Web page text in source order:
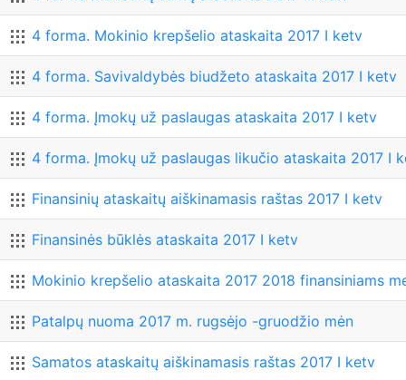
4 forma. Mokinio krepšelio ataskaita 2017 I ketv
4 forma. Savivaldybės biudžeto ataskaita 2017 I ketv
4 forma. Įmokų už paslaugas ataskaita 2017 I ketv
4 forma. Įmokų už paslaugas likučio ataskaita 2017 I
Finansinių ataskaitų aiškinamasis raštas 2017 I ketv
Finansinės būklės ataskaita 2017 I ketv
Mokinio krepšelio ataskaita 2017 2018 finansiniams
Patalpų nuoma 2017 m. rugsėjo -gruodžio mėn
Samatos ataskaitų aiškinamasis raštas 2017 I ketv